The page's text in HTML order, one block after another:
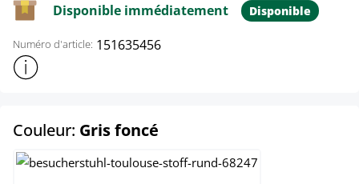
Disponible immédiatement Disponible
Numéro d'article: 151635456
Afficher plus d'informations sur le produit
Couleur: Gris foncé